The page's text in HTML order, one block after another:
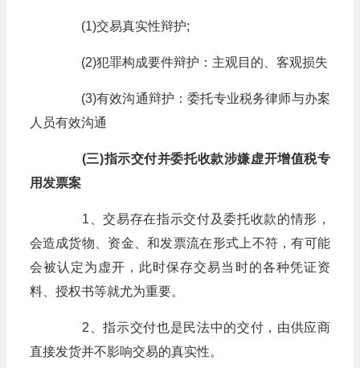
(1)交易真实性辩护;
(2)犯罪构成要件辩护：主观目的、客观损失
(3)有效沟通辩护：委托专业税务律师与办案
人员有效沟通
(三)指示交付并委托收款涉嫌虚开增值税专
用发票案
1、交易存在指示交付及委托收款的情形，
会造成货物、资金、和发票流在形式上不符，有可能
会被认定为虚开，此时保存交易当时的各种凭证资
料、授权书等就尤为重要。
2、指示交付也是民法中的交付，由供应商
直接发货并不影响交易的真实性。